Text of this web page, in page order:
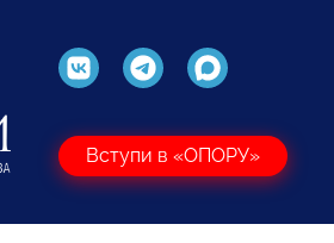
Вступи в «ОПОРУ»